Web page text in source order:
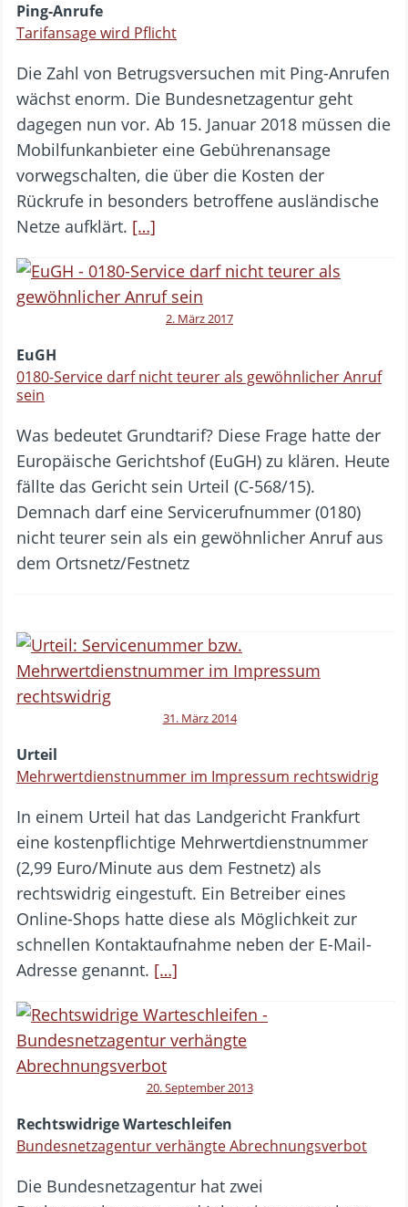
Ping-Anrufe
Tarifansage wird Pflicht
Die Zahl von Betrugsversuchen mit Ping-Anrufen
wächst enorm. Die Bundesnetzagentur geht
dagegen nun vor. Ab 15. Januar 2018 müssen die
Mobilfunkanbieter eine Gebührenansage
vorwegschalten, die über die Kosten der
Rückrufe in besonders betroffene ausländische
Netze aufklärt. […]
2. März 2017
EuGH
0180-Service darf nicht teurer als gewöhnlicher Anruf
sein
Was bedeutet Grundtarif? Diese Frage hatte der
Europäische Gerichtshof (EuGH) zu klären. Heute
fällte das Gericht sein Urteil (C-568/15).
Demnach darf eine Servicerufnummer (0180)
nicht teurer sein als ein gewöhnlicher Anruf aus
dem Ortsnetz/Festnetz
31. März 2014
Urteil
Mehrwertdienstnummer im Impressum rechtswidrig
In einem Urteil hat das Landgericht Frankfurt
eine kostenpflichtige Mehrwertdienstnummer
(2,99 Euro/Minute aus dem Festnetz) als
rechtswidrig eingestuft. Ein Betreiber eines
Online-Shops hatte diese als Möglichkeit zur
schnellen Kontaktaufnahme neben der E-Mail-
Adresse genannt. […]
20. September 2013
Rechtswidrige Warteschleifen
Bundesnetzagentur verhängte Abrechnungsverbot
Die Bundesnetzagentur hat zwei